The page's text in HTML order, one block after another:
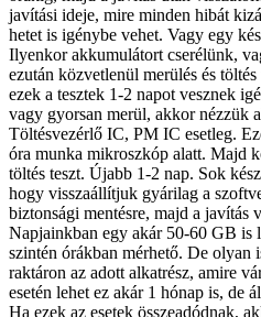
javítási ideje, mire minden hibát
hetet is igénybe vehet. Vagy egy
Ilyenkor akkumulátort cserélünk,
ezután közvetlenül merülés és
ezek a tesztek 1-2 napot vesznek
vagy gyorsan merül, akkor nézzük
Töltésvezérlő IC, PM IC esetleg.
óra munka mikroszkóp alatt. Majd
töltés teszt. Újabb 1-2 nap. Sok
hogy visszaállítjuk gyárilag a
biztonsági mentésre, majd a javítás
Napjainkban egy akár 50-60 GB is
szintén órákban mérhető. De olyan
raktáron az adott alkatrész, amire
esetén lehet ez akár 1 hónap is, de
Ha ezek az esetek összeadódnak,